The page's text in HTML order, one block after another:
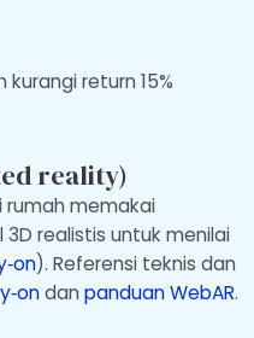
return 15%
reality)
rumah memakai
realistis untuk menilai
). Referensi teknis dan
dan panduan WebAR.